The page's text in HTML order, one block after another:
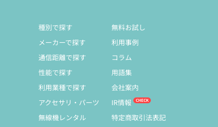
種別で探す
メーカーで探す
通信距離で探す
性能で探す
利用業種で探す
アクセサリ・パーツ
無線機レンタル
無料お試し
利用事例
コラム
用語集
会社案内
IR情報
特定商取引法表記